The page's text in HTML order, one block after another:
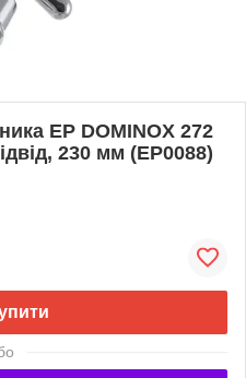
EP DOMINOX 272
230 мм (EP0088)